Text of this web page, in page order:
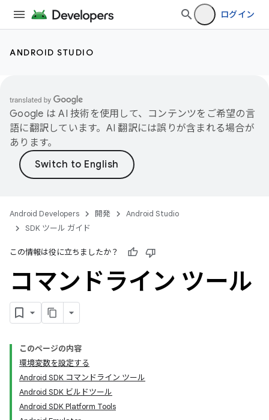
ログイン
ANDROID STUDIO
Google は AI 技術を使用して、コンテンツをご希望の言
語に翻訳しています。AI 翻訳には誤りが含まれる場合が
あります。
Android Developers 開発
Android Studio
SDK ツール ガイド
この情報は役に立ちましたか？
コマンドライン ツール
このページの内容
環境変数を設定する
Android SDK コマンドライン ツール
Android SDK ビルドツール
Android SDK Platform Tools